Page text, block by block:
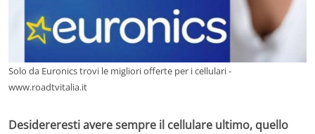
Solo da Euronics trovi le migliori offerte per i cellulari -
www.roadtvitalia.it
Desidereresti avere sempre il cellulare ultimo, quello